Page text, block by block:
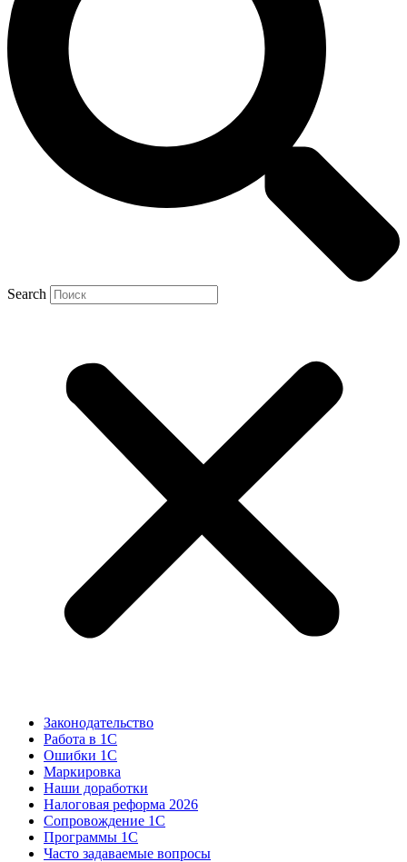
Search
Законодательство
Работа в 1С
Ошибки 1С
Маркировка
Наши доработки
Налоговая реформа 2026
Сопровождение 1С
Программы 1С
Часто задаваемые вопросы